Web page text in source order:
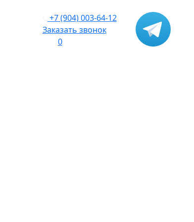
+7 (904) 003-64-12
Заказать звонок
0